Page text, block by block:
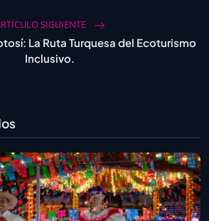
SIGUIENTE
La Ruta Turquesa del Ecoturismo
Inclusivo.